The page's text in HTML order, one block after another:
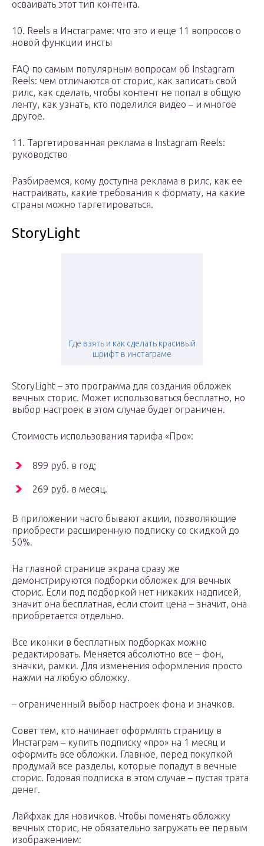
осваивать этот тип контента.
10. Reels в Инстаграме: что это и еще 11 вопросов о
новой функции инсты
FAQ по самым популярным вопросам об Instagram
Reels: чем отличаются от сторис, как записать свой
рилс, как сделать, чтобы контент не попал в общую
ленту, как узнать, кто поделился видео – и многое
другое.
11. Таргетированная реклама в Instagram Reels:
руководство
Разбираемся, кому доступна реклама в рилс, как ее
настраивать, какие требования к формату, на какие
страны можно таргетироваться.
StoryLight
Где взять и как сделать красивый
шрифт в инстаграме
StoryLight – это программа для создания обложек
вечных сторис. Может использоваться бесплатно, но
выбор настроек в этом случае будет ограничен.
Стоимость использования тарифа «Про»:
899 руб. в год;
269 руб. в месяц.
В приложении часто бывают акции, позволяющие
приобрести расширенную подписку со скидкой до
50%.
На главной странице экрана сразу же
демонстрируются подборки обложек для вечных
сторис. Если под подборкой нет никаких надписей,
значит она бесплатная, если стоит цена – значит, она
приобретается отдельно.
Все иконки в бесплатных подборках можно
редактировать. Меняется абсолютно все – фон,
значки, рамки. Для изменения оформления просто
нажми на любую обложку.
– ограниченный выбор настроек фона и значков.
Совет тем, кто начинает оформлять страницу в
Инстаграм – купить подписку «про» на 1 месяц и
оформить все обложки. Главное, перед покупкой
продумай все разделы, которые попадут в вечные
сторис. Годовая подписка в этом случае – пустая трата
денег.
Лайфхак для новичков. Чтобы поменять обложку
вечных сторис, не обязательно загружать ее первым
изображением: